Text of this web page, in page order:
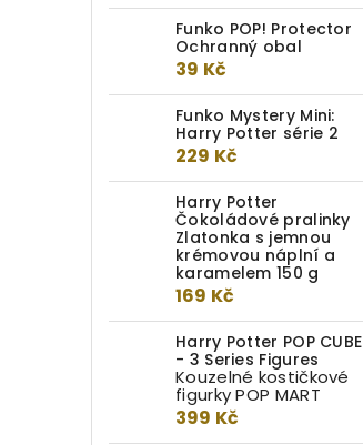
Funko POP! Protector
Ochranný obal
39 Kč
Funko Mystery Mini:
Harry Potter série 2
229 Kč
Harry Potter
Čokoládové pralinky
Zlatonka s jemnou
krémovou náplní a
karamelem 150 g
169 Kč
Harry Potter POP CUBE
- 3 Series Figures
Kouzelné kostičkové
figurky POP MART
399 Kč
Magical Creatures –